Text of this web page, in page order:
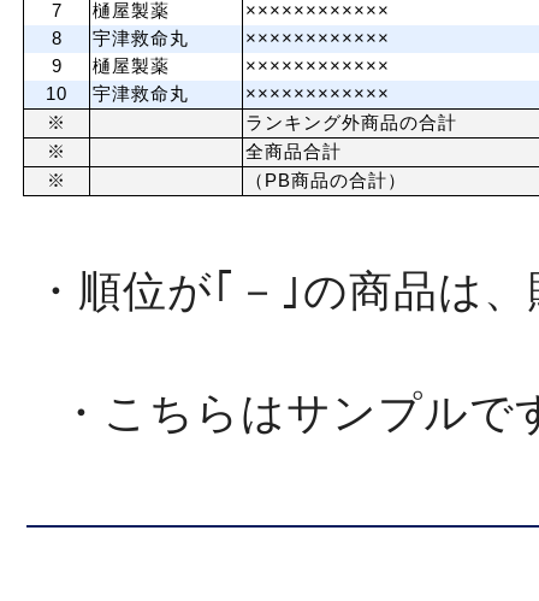
7
樋屋製薬
××××××××××××
8
宇津救命丸
××××××××××××
9
樋屋製薬
××××××××××××
10
宇津救命丸
××××××××××××
※
ランキング外商品の合計
※
全商品合計
※
（PB商品の合計）
・順位が｢－｣の商品は
・こちらはサンプルで